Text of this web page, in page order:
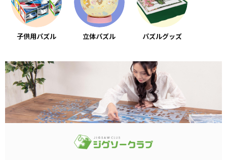
子供用パズル 立体パズル パズルグッズ